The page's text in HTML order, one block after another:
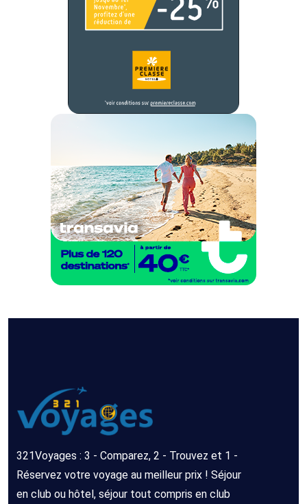
321Voyages : 3 - Comparez, 2 - Trouvez et 1 -
Réservez votre voyage au meilleur prix ! Séjour
en club ou hôtel, séjour tout compris en club